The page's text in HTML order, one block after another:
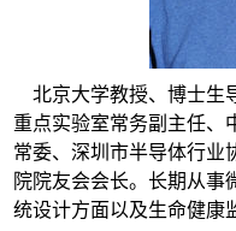
北京大学教授、博士生
重点实验室常务副主任、
常委、深圳市半导体行业
院院友会会长。长期从事
统设计方面以及生命健康